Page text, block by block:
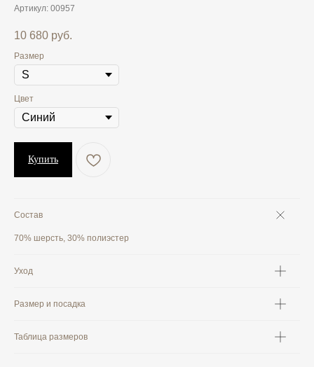
Артикул: 00957
10 680 руб.
Размер
Цвет
Купить
Состав
70% шерсть, 30% полиэстер
Уход
Размер и посадка
Таблица размеров